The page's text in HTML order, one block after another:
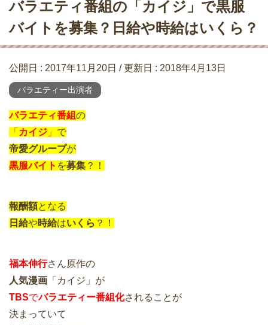
バラエティ番組の「カイジ」で黒服
バイトを募集？日給や時給はいくら？
公開日 : 2017年11月20日 / 更新日 : 2018年4月13日
バラエティー出演者
バラエティ番組の
「 カイジ 」 で
帝愛グループが
黒服バイト を募集 ？！
報酬額となる
日給や時給はいくら ？！
福本伸行さん原作の
人気漫画 「カイジ」が
TBSでバラエティー番組化されることが
決まっていて